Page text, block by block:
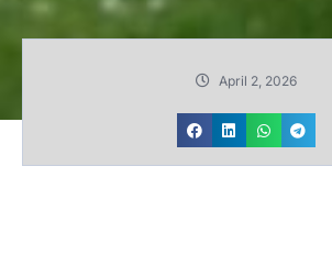
April 2, 2026